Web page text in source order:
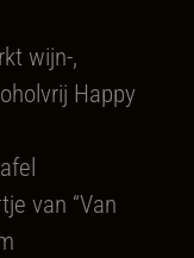
wijn-,
Happy
van “Van